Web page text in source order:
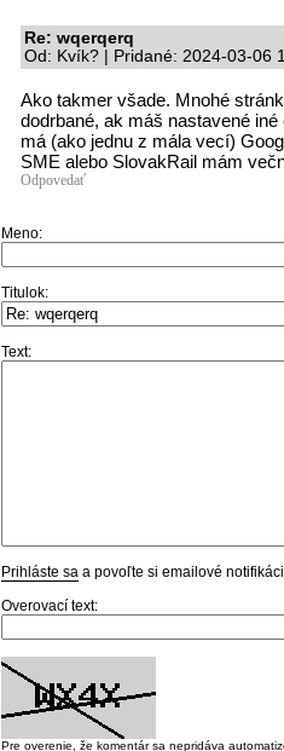
Re: wqerqerq
Od: Kvík? | Pridané: 2024-03-06
Ako takmer všade. Mnohé
dodrbané, ak máš nastavené
má (ako jednu z mála vecí)
SME alebo SlovakRail mám
Odpovedať
Meno:
Titulok:
Text:
Prihláste sa a povoľte si emailové
Overovací text:
Pre overenie, že komentár sa nepridáva